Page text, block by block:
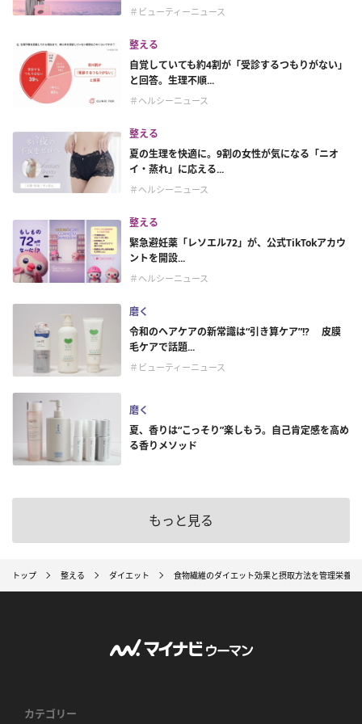
＃ビューティーニュース
整える
自覚していても約4割が「受診するつもりがない」
と回答。生理不順...
＃ヘルシーニュース
整える
夏の生理を快適に。9割の女性が気になる「ニオ
イ・蒸れ」に応える...
＃ヘルシーニュース
整える
緊急避妊薬「レソエル72」が、公式TikTokアカウ
ントを開設...
＃ヘルシーニュース
磨く
令和のヘアケアの新常識は“引き算ケア”!? 皮膜
毛ケアで話題...
＃ビューティーニュース
磨く
夏、香りは“こっそり”楽しもう。自己肯定感を高め
る香りメソッド
もっと見る
トップ 整える ダイエット 食物繊維のダイエット効果と摂取方法を管理栄養士
カテゴリー